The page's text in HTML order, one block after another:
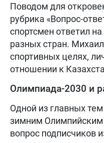
Поводом для
рубрика «Вопрос-
спортсмен ответил
разных стран.
спортивных целях,
отношении к
Олимпиада-2030 и
Одной из главных
зимним Олимпийским
вопрос подписчиков